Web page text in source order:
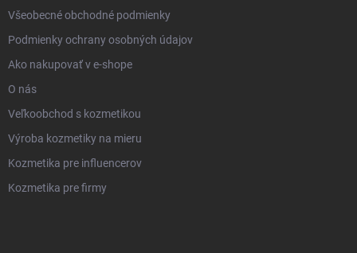
Všeobecné obchodné podmienky
Podmienky ochrany osobných údajov
Ako nakupovať v e-shope
O nás
Veľkoobchod s kozmetikou
Výroba kozmetiky na mieru
Kozmetika pre influencerov
Kozmetika pre firmy